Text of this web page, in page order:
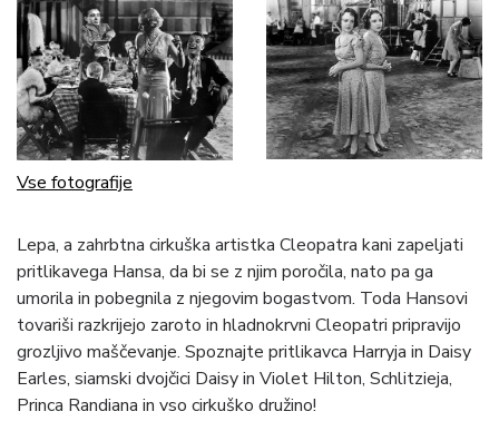
Vse fotografije
Lepa, a zahrbtna cirkuška artistka Cleopatra kani zapeljati
pritlikavega Hansa, da bi se z njim poročila, nato pa ga
umorila in pobegnila z njegovim bogastvom. Toda Hansovi
tovariši razkrijejo zaroto in hladnokrvni Cleopatri pripravijo
grozljivo maščevanje. Spoznajte pritlikavca Harryja in Daisy
Earles, siamski dvojčici Daisy in Violet Hilton, Schlitzieja,
Princa Randiana in vso cirkuško družino!